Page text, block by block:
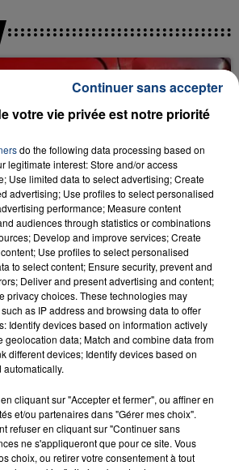
À LENS : UNE FEMME ET
LA VIE ET LA...
immolé par le feu après avoir
et leur bébé de trois mois
DEVANT SE FAIRE
RESSORT DE LA...
plainte contre la clinique qui a
votre vie privée est notre priorité
do the following data processing based on
legitimate interest: Store and/or access
Use limited data to select advertising; Create
advertising; Use profiles to select personalised
performance; Measure content
audiences through statistics or combinations
Develop and improve services; Create
Use profiles to select personalised
to select content; Ensure security, prevent and
Deliver and present advertising and content;
privacy choices. These technologies may
as IP address and browsing data to offer
Identify devices based on information actively
geolocation data; Match and combine data from
different devices; Identify devices based on
cliquant sur "Accepter et fermer", ou affiner en
et/ou partenaires dans "Gérer mes choix".
refuser en cliquant sur "Continuer sans
ne s'appliqueront que pour ce site. Vous
choix, ou retirer votre consentement à tout
Continuer sans accepter